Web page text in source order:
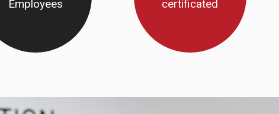
Employees
certificated